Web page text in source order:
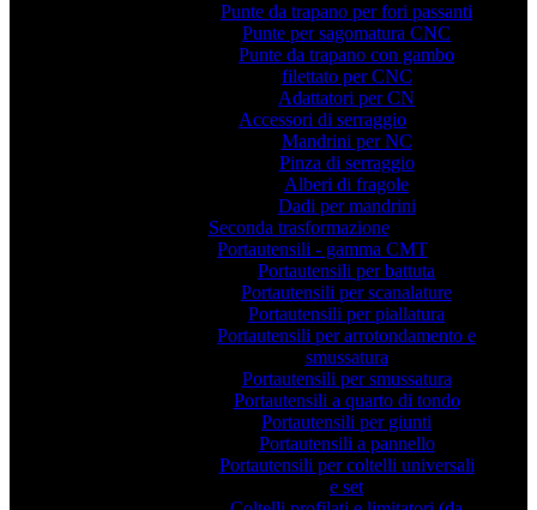
Punte da trapano per fori passanti
Punte per sagomatura CNC
Punte da trapano con gambo
filettato per CNC
Adattatori per CN
Accessori di serraggio
Mandrini per NC
Pinza di serraggio
Alberi di fragole
Dadi per mandrini
Seconda trasformazione
Portautensili - gamma CMT
Portautensili per battuta
Portautensili per scanalature
Portautensili per piallatura
Portautensili per arrotondamento e
smussatura
Portautensili per smussatura
Portautensili a quarto di tondo
Portautensili per giunti
Portautensili a pannello
Portautensili per coltelli universali
e set